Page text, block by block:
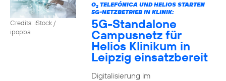
Credits: iStock /
ipopba
O2TELEFÓNICA UND HELIOS STARTEN
5G-NETZBETRIEB IN KLINIK:
5G-Standalone
Campusnetz für
Helios Klinikum in
Leipzig einsatzbereit
Digitalisierung im